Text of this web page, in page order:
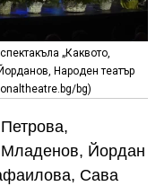
„Каквото,
Народен театър
bg)
Йордан
Сава